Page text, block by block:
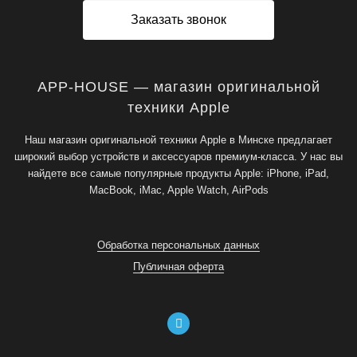
Заказать звонок
APP-HOUSE — магазин оригинальной
техники Apple
Наш магазин оригинальной техники Apple в Минске предлагает
широкий выбор устройств и аксессуаров премиум-класса. У нас вы
найдете все самые популярные продукты Apple: iPhone, iPad,
MacBook, iMac, Apple Watch, AirPods
Обработка персональных данных
Публичная оферта